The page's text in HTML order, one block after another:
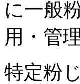
に一般
用・管
特定粉